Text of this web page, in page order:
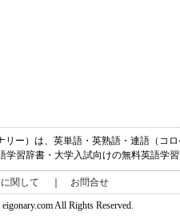
リー）は、英単語・英熟語・連語（コ
学習辞書・大学入試向けの無料英語学習
関して お問合せ
All Rights Reserved.